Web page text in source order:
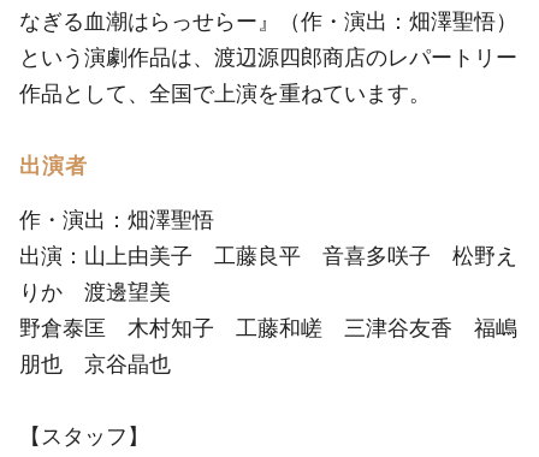
なぎる血潮はらっせらー』（作・演出：畑澤聖悟）
という演劇作品は、渡辺源四郎商店のレパートリー
作品として、全国で上演を重ねています。
出演者
作・演出：畑澤聖悟
出演：山上由美子 工藤良平 音喜多咲子 松野え
りか 渡邊望美
野倉泰匡 木村知子 工藤和嵯 三津谷友香 福嶋
朋也 京谷晶也
【スタッフ】